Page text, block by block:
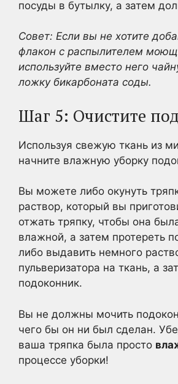
посуды в бутылку, а затем
Совет: Если вы не хотите
флакон с распылителем
используйте вместо него
ложку бикарбоната соды.
Шаг 5: Очистите
Используя свежую ткань из
начните влажную уборку
Вы можете либо окунуть
раствор, который вы
отжать тряпку, чтобы она
влажной, а затем протереть
либо выдавить немного
пульверизатора на ткань, а
подоконник.
Вы не должны мочить
чего бы он ни был сделан.
ваша тряпка была просто
процессе уборки!